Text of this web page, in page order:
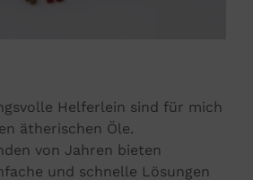
Helferlein sind für mich
ätherischen Öle.
von Jahren bieten
und schnelle Lösungen